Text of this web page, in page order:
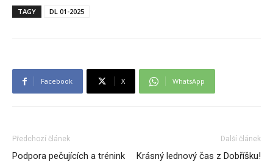
TAGY DL 01-2025
Facebook X WhatsApp
Předchozí článek
Podpora pečujících a trénink
Další článek
Krásný lednový čas z Dobříšku!